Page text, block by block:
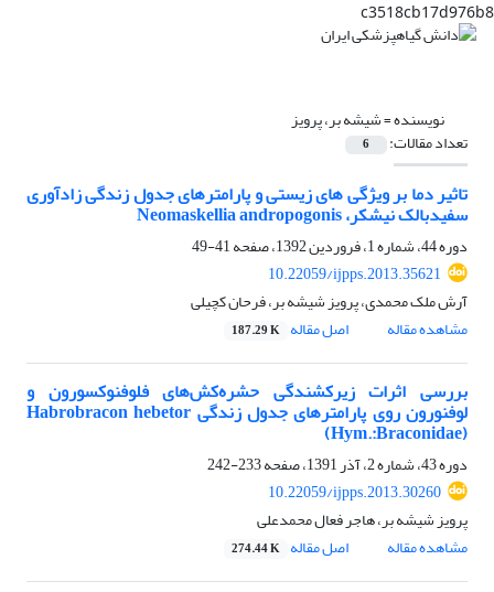
c3518cb17d976b8
نویسنده =شیشه بر، پرویز
تعداد مقالات: 6
تاثیر دما بر ویژگی های زیستی و پارامترهای جدول زندگی زادآوری
سفیدبالک نیشکر، Neomaskellia andropogonis
دوره 44، شماره 1، فروردین 1392، صفحه
41-49
10.22059/ijpps.2013.35621
آرش ملک محمدی، پرویز شیشه بر، فرحان کچیلی
مشاهده مقاله
اصل مقاله 187.29 K
بررسی اثرات زیرکشندگی حشره‌کش‌های فلوفنوکسورون و
لوفنورون روی پارامترهای جدول زندگی Habrobracon hebetor
(Hym.:Braconidae)
دوره 43، شماره 2، آذر 1391، صفحه
233-242
10.22059/ijpps.2013.30260
پرویز شیشه بر، هاجر فعال محمدعلی
مشاهده مقاله
اصل مقاله 274.44 K